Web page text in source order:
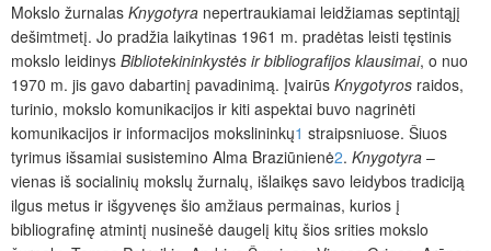
Mokslo žurnalas Knygotyra nepertraukiamai leidžiamas septintąjį
dešimtmetį. Jo pradžia laikytinas 1961 m. pradėtas leisti tęstinis
mokslo leidinys Bibliotekininkystės ir bibliografijos klausimai, o nuo
1970 m. jis gavo dabartinį pavadinimą. Įvairūs Knygotyros raidos,
turinio, mokslo komunikacijos ir kiti aspektai buvo nagrinėti
komunikacijos ir informacijos mokslininkų1 straipsniuose. Šiuos
tyrimus išsamiai susistemino Alma Braziūnienė2. Knygotyra –
vienas iš socialinių mokslų žurnalų, išlaikęs savo leidybos tradiciją
ilgus metus ir išgyvenęs šio amžiaus permainas, kurios į
bibliografinę atmintį nusinešė daugelį kitų šios srities mokslo